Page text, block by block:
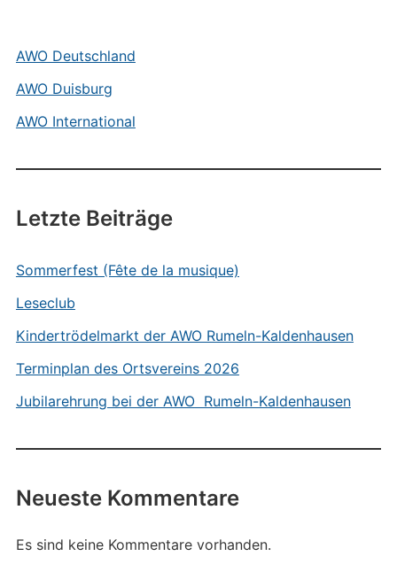
AWO Deutschland
AWO Duisburg
AWO International
Letzte Beiträge
Sommerfest (Fête de la musique)
Leseclub
Kindertrödelmarkt der AWO Rumeln-Kaldenhausen
Terminplan des Ortsvereins 2026
Jubilarehrung bei der AWO Rumeln-Kaldenhausen
Neueste Kommentare
Es sind keine Kommentare vorhanden.